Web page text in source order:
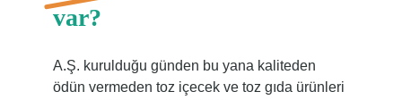
var?
A.Ş. kurulduğu günden bu yana kaliteden
ödün vermeden toz içecek ve toz gıda ürünleri